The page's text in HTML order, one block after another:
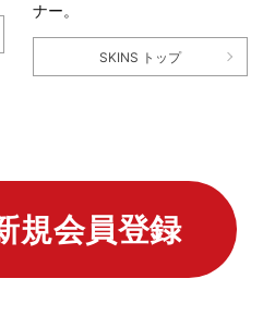
ナー。
SKINS トップ
規会員登録